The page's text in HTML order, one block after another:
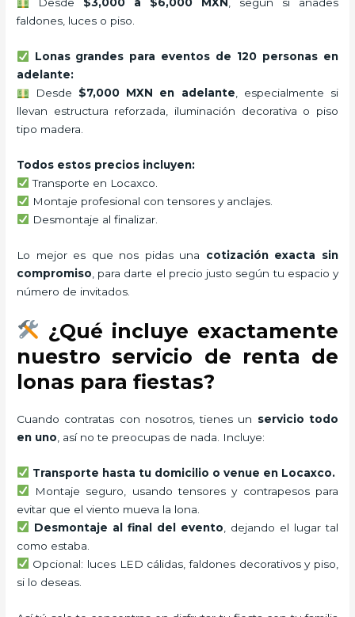
Desde $3,000 a $6,000 MXN, según si añades
faldones, luces o piso.
Lonas grandes para eventos de 120 personas en
adelante:
Desde $7,000 MXN en adelante , especialmente si
llevan estructura reforzada, iluminación decorativa o piso
tipo madera.
Todos estos precios incluyen:
Transporte en Locaxco.
Montaje profesional con tensores y anclajes.
Desmontaje al finalizar.
Lo mejor es que nos pidas una cotización exacta sin
compromiso , para darte el precio justo según tu espacio y
número de invitados.
¿Qué incluye exactamente
nuestro servicio de renta de
lonas para fiestas?
Cuando contratas con nosotros, tienes un servicio todo
en uno , así no te preocupas de nada. Incluye:
Transporte hasta tu domicilio o venue en Locaxco.
Montaje seguro, usando tensores y contrapesos para
evitar que el viento mueva la lona.
Desmontaje al final del evento , dejando el lugar tal
como estaba.
Opcional: luces LED cálidas, faldones decorativos y piso,
si lo deseas.